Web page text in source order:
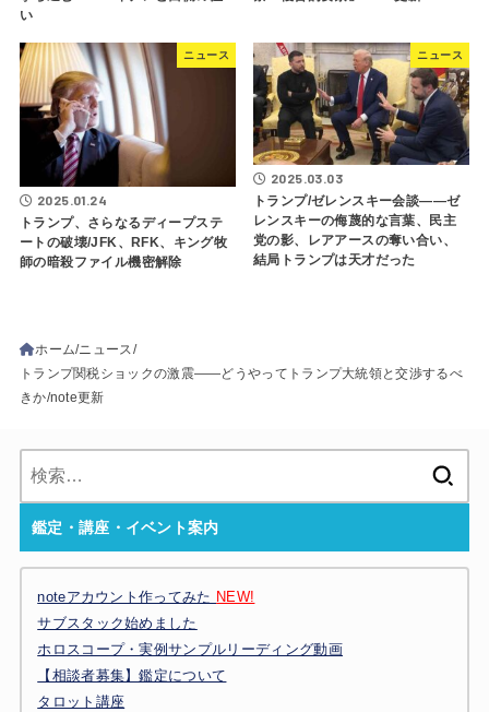
い
ニュース
2025.01.24
トランプ、さらなるディープステ
ートの破壊/JFK、RFK、キング牧
師の暗殺ファイル機密解除
ニュース
2025.03.03
トランプ/ゼレンスキー会談――ゼ
レンスキーの侮蔑的な言葉、民主
党の影、レアアースの奪い合い、
結局トランプは天才だった
ホーム ニュース
トランプ関税ショックの激震――どうやってトランプ大統領と交渉するべ
きか/note更新
鑑定・講座・イベント案内
noteアカウント作ってみた NEW!
サブスタック始めました
ホロスコープ・実例サンプルリーディング動画
【相談者募集】鑑定について
タロット講座